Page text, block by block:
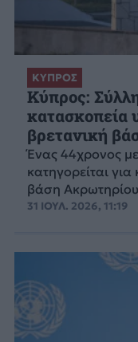
ΚΥΠΡΟΣ
Κύπρος:
κατασκοπεία
βρετανική
Ένας 44χρονος
κατηγορείται
βάση Ακρωτηρίου
31 ΙΟΥΛ. 2026, 11:19